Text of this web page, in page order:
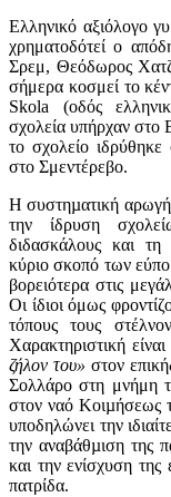
Ελληνικό αξιόλογο
χρηματοδότεί ο
Σρεμ, Θεόδωρος
σήμερα κοσμεί το
Skola (οδός
σχολεία υπήρχαν στο
το σχολείο
στο Σμεντέρεβο.
Η συστηµατική αρωγή
την ίδρυση
διδασκάλους και τη
κύριο σκοπό των
βορειότερα στις
Οι ίδιοι όμως
τόπους τους
Χαρακτηριστική
ζήλον του» στον
Σολλάρο στη μνήμη
στον ναό Κοιµήσεως
υποδηλώνει την
την αναβάθµιση της
και την ενίσχυση της
πατρίδα.